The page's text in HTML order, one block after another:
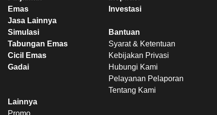
Emas
Jasa Lainnya
Investasi
Simulasi
Tabungan Emas
Cicil Emas
Gadai
Bantuan
Syarat & Ketentuan
Kebijakan Privasi
Hubungi Kami
Pelayanan Pelaporan
Tentang Kami
Lainnya